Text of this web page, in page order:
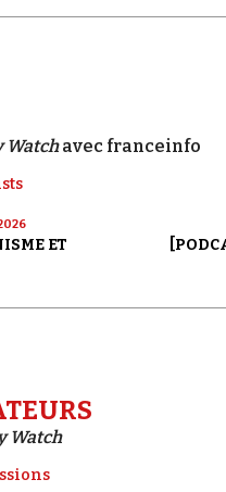
Watchavec franceinfo
ET
Watch